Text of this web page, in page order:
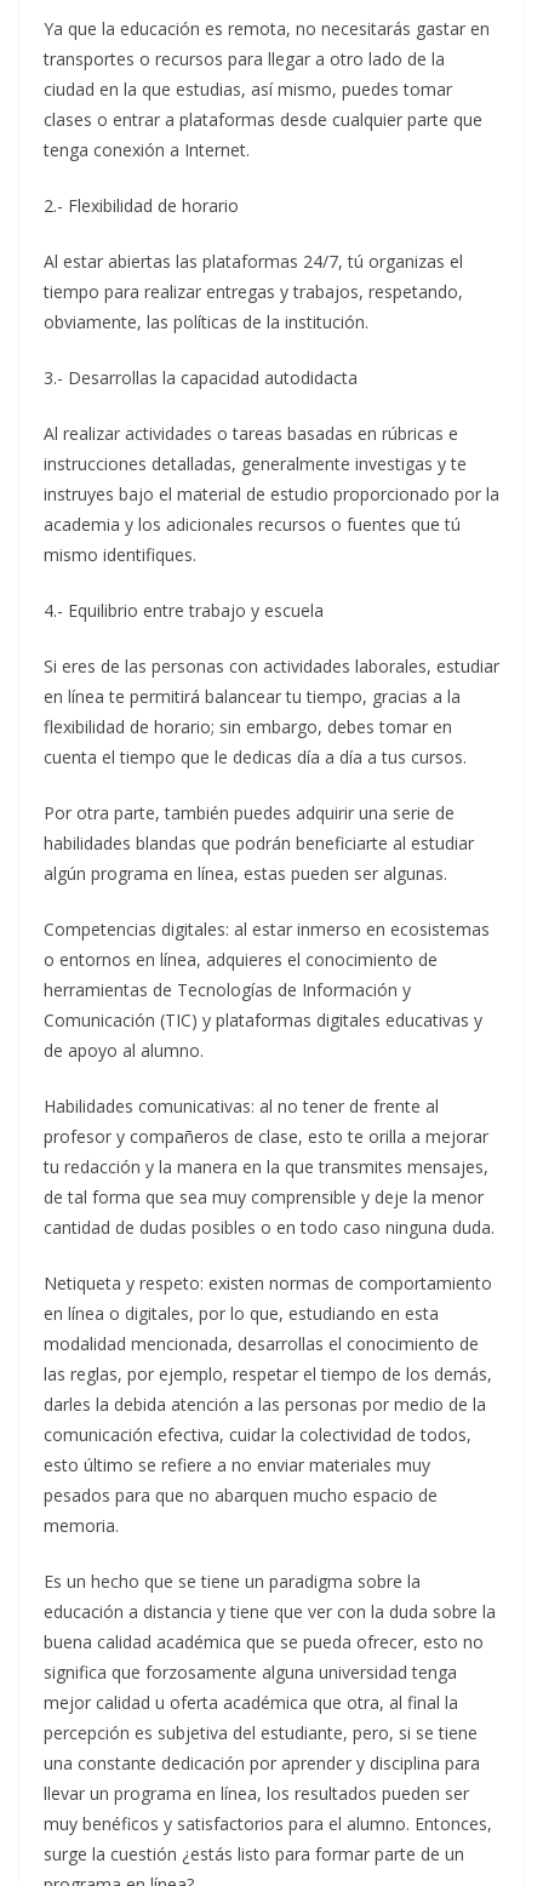
Ya que la educación es remota, no necesitarás gastar en
transportes o recursos para llegar a otro lado de la
ciudad en la que estudias, así mismo, puedes tomar
clases o entrar a plataformas desde cualquier parte que
tenga conexión a Internet.
2.- Flexibilidad de horario
Al estar abiertas las plataformas 24/7, tú organizas el
tiempo para realizar entregas y trabajos, respetando,
obviamente, las políticas de la institución.
3.- Desarrollas la capacidad autodidacta
Al realizar actividades o tareas basadas en rúbricas e
instrucciones detalladas, generalmente investigas y te
instruyes bajo el material de estudio proporcionado por la
academia y los adicionales recursos o fuentes que tú
mismo identifiques.
4.- Equilibrio entre trabajo y escuela
Si eres de las personas con actividades laborales, estudiar
en línea te permitirá balancear tu tiempo, gracias a la
flexibilidad de horario; sin embargo, debes tomar en
cuenta el tiempo que le dedicas día a día a tus cursos.
Por otra parte, también puedes adquirir una serie de
habilidades blandas que podrán beneficiarte al estudiar
algún programa en línea, estas pueden ser algunas.
Competencias digitales: al estar inmerso en ecosistemas
o entornos en línea, adquieres el conocimiento de
herramientas de Tecnologías de Información y
Comunicación (TIC) y plataformas digitales educativas y
de apoyo al alumno.
Habilidades comunicativas: al no tener de frente al
profesor y compañeros de clase, esto te orilla a mejorar
tu redacción y la manera en la que transmites mensajes,
de tal forma que sea muy comprensible y deje la menor
cantidad de dudas posibles o en todo caso ninguna duda.
Netiqueta y respeto: existen normas de comportamiento
en línea o digitales, por lo que, estudiando en esta
modalidad mencionada, desarrollas el conocimiento de
las reglas, por ejemplo, respetar el tiempo de los demás,
darles la debida atención a las personas por medio de la
comunicación efectiva, cuidar la colectividad de todos,
esto último se refiere a no enviar materiales muy
pesados para que no abarquen mucho espacio de
memoria.
Es un hecho que se tiene un paradigma sobre la
educación a distancia y tiene que ver con la duda sobre la
buena calidad académica que se pueda ofrecer, esto no
significa que forzosamente alguna universidad tenga
mejor calidad u oferta académica que otra, al final la
percepción es subjetiva del estudiante, pero, si se tiene
una constante dedicación por aprender y disciplina para
llevar un programa en línea, los resultados pueden ser
muy benéficos y satisfactorios para el alumno. Entonces,
surge la cuestión ¿estás listo para formar parte de un